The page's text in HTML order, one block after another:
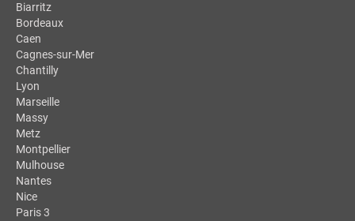
Biarritz
Bordeaux
Caen
Cagnes-sur-Mer
Chantilly
Lyon
Marseille
Massy
Metz
Montpellier
Mulhouse
Nantes
Nice
Paris 3